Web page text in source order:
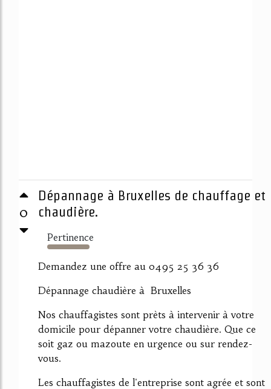
0
Dépannage à Bruxelles de chauffage et
chaudière.
Pertinence
759%
Demandez une offre au 0495 25 36 36
Dépannage chaudière à Bruxelles
Nos chauffagistes sont prèts à intervenir à votre
domicile pour dépanner votre chaudière. Que ce
soit gaz ou mazoute en urgence ou sur rendez-
vous.
Les chauffagistes de l'entreprise sont agrée et sont